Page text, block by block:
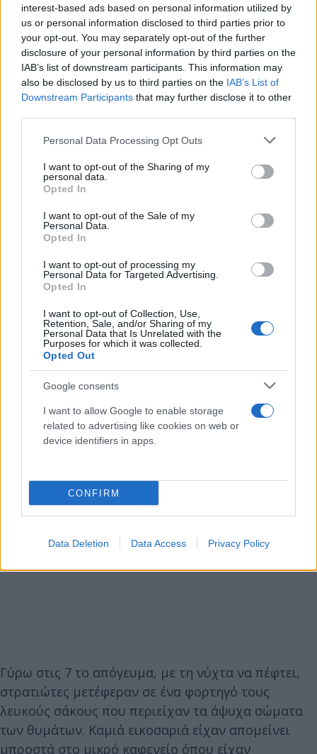
interest-based ads based on personal information utilized by
us or personal information disclosed to third parties prior to
your opt-out. You may separately opt-out of the further
disclosure of your personal information by third parties on the
IAB’s list of downstream participants. This information may
also be disclosed by us to third parties on the IAB’s List of
Downstream Participants that may further disclose it to other
Please note that this website/app uses one or more Google
not limited to your visit or usage behaviour. You may click to
grant or deny consent to Google and its third-party tags to
use your data for below specified purposes in below Google
consent section.
Personal Data Processing Opt Outs
I want to opt-out of the Sharing of my
personal data.
Opted In
I want to opt-out of the Sale of my
Personal Data.
Opted In
I want to opt-out of processing my
Personal Data for Targeted Advertising.
Opted In
I want to opt-out of Collection, Use,
Retention, Sale, and/or Sharing of my
Personal Data that Is Unrelated with the
Purposes for which it was collected.
Opted Out
Google consents
I want to allow Google to enable storage
related to advertising like cookies on web or
device identifiers in apps.
CONFIRM
Data Deletion Data Access Privacy Policy
χωρίς κεφάλι, χωρίς χέρια, χωρίς πόδια… Τον
αναγνωρίσαμε από την ταυτότητα, το δίπλωμα
οδήγησης», είπε ο ηλικιωμένος άνδρας. «Η γυναίκα
μου και η νύφη μου… Ποιος ξέρει… Μέχρι στιγμής,
δεν τις έχουμε βρει», πρόσθεσε, εκφράζοντας την
ελπίδα ότι ίσως να είναι μεταξύ των ανθρώπων
Οι ελπίδες όμως είναι «λιγοστές», παραδέχεται.
«Δεν θα ζήσω για πολύ μόνος μου. Η γυναίκα μου
με αγαπούσε πολύ», λέει.
Γύρω στις 7 το απόγευμα, με τη νύχτα να πέφτει,
στρατιώτες μετέφεραν σε ένα φορτηγό τους
λευκούς σάκους που περιείχαν τα άψυχα σώματα
των θυμάτων. Καμιά εικοσαριά είχαν απομείνει
μπροστά στο μικρό καφενείο όπου είχαν